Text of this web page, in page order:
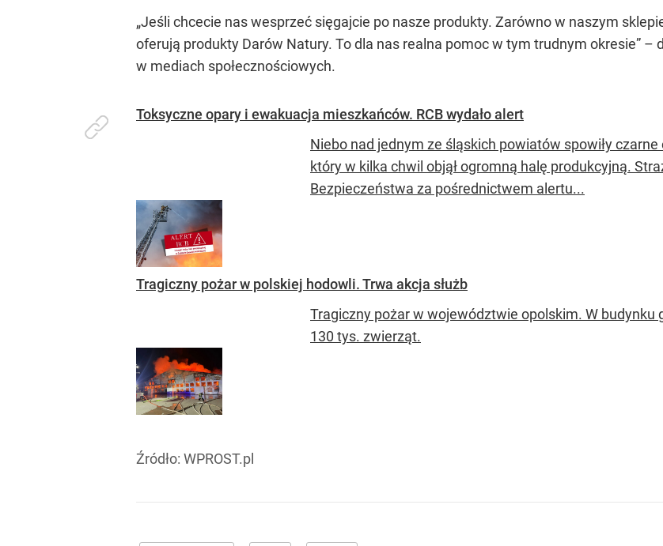
„Jeśli chcecie nas wesprzeć sięgajcie po nasze produkty. Zarówno w naszym
oferują produkty Darów Natury. To dla nas realna pomoc w tym trudnym okresie”
w mediach społecznościowych.
Toksyczne opary i ewakuacja mieszkańców. RCB wydało alert
Niebo nad jednym ze śląskich powiatów spowiły
który w kilka chwil objął ogromną halę produkcyjną.
Bezpieczeństwa za pośrednictwem alertu...
Tragiczny pożar w polskiej hodowli. Trwa akcja służb
Tragiczny pożar w województwie opolskim. W budynku
130 tys. zwierząt.
Źródło: WPROST.pl